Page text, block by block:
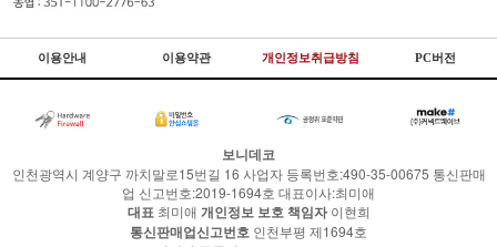
이용안내 이용약관 개인정보취급방침 PC버전
보니데코
인천광역시 계양구 까치말로15번길 16 사업자 등록번호:490-35-00675 통신판매
업 신고번호:2019-1694호 대표이사:최미애
대표 최미애 개인정보 보호 책임자이현희
통신판매업신고번호 인천부평 제1694호